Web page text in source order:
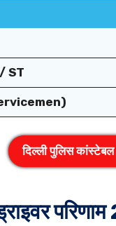
ST
दिल्ली पुलिस